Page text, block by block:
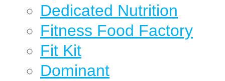
Dedicated Nutrition
Fitness Food Factory
Fit Kit
Dominant